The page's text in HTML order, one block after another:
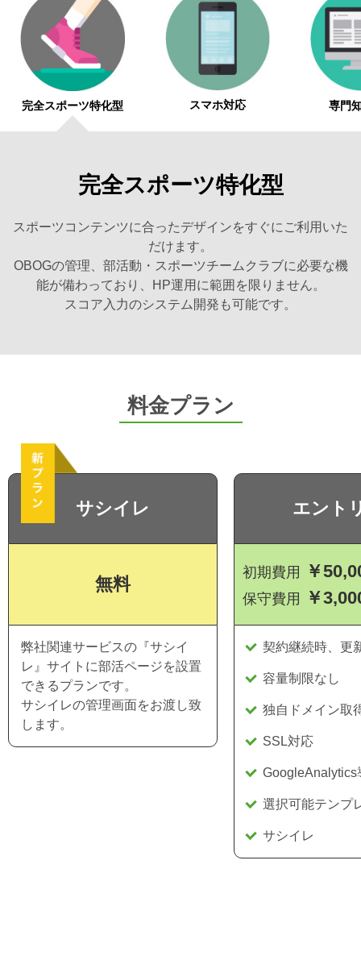
完全スポーツ特化型 スマホ対応 専門
完全スポーツ特化型
スポーツコンテンツに合ったデザインをすぐにご利用いた
だけます。
OBOGの管理、部活動・スポーツチームクラブに必要な機
能が備わっており、HP運用に範囲を限りません。
スコア入力のシステム開発も可能です。
料金プラン
サシイレ
無料
弊社関連サービスの『サシイ
レ』サイトに部活ページを設置
できるプランです。
サシイレの管理画面をお渡し致
します。
エント
初期費用 ￥
保守費用 ￥
契約継続時、更
容量制限なし
独自ドメイン取
SSL対応
GoogleAnalytics
選択可能テンプ
サシイレ